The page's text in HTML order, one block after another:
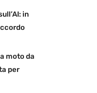
in
moto da
per